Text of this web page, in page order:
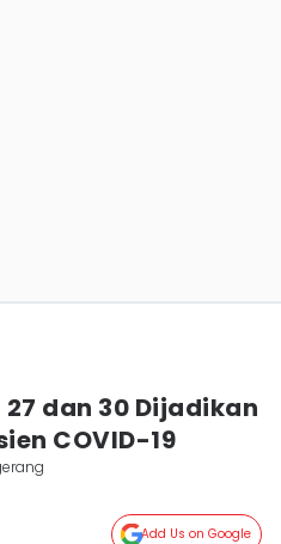
27 dan 30 Dijadikan
COVID-19
Add Us on Google